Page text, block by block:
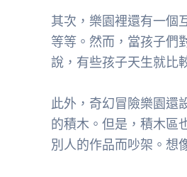
其次，樂園裡還有一個
等等。然而，當孩子們
說，有些孩子天生就比
此外，奇幻冒險樂園還
的積木。但是，積木區
別人的作品而吵架。想